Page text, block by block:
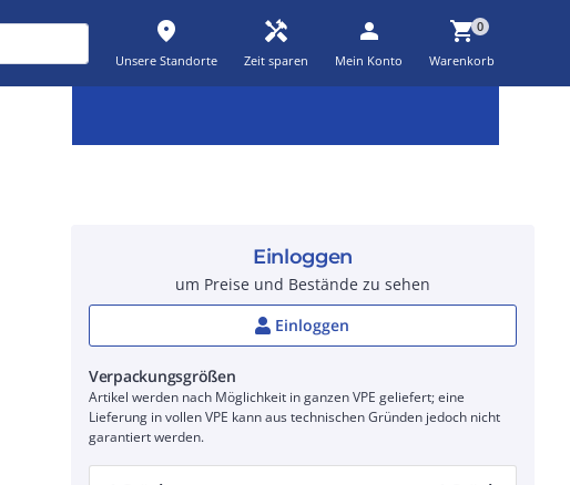
place
Unsere Standorte
handyman
Zeit sparen
person
Mein Konto
shopping_cart0
Warenkorb
Einloggen
um Preise und Bestände zu sehen
Einloggen
Verpackungsgrößen
Artikel werden nach Möglichkeit in ganzen VPE geliefert; eine
Lieferung in vollen VPE kann aus technischen Gründen jedoch nicht
garantiert werden.